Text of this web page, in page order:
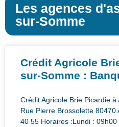
Les agences
sur-Somme
Crédit Agricole
sur-Somme :
Crédit Agricole Brie Picardie
Rue Pierre Brossolette
40 55 Horaires :Lundi :